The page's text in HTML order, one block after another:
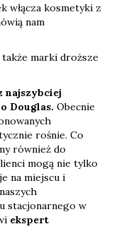
włącza kosmetyki z
nam
marki droższe
najszybciej
Douglas. Obecnie
rośnie. Co
również do
mogą nie tylko
na miejscu i
stacjonarnego w
ekspert